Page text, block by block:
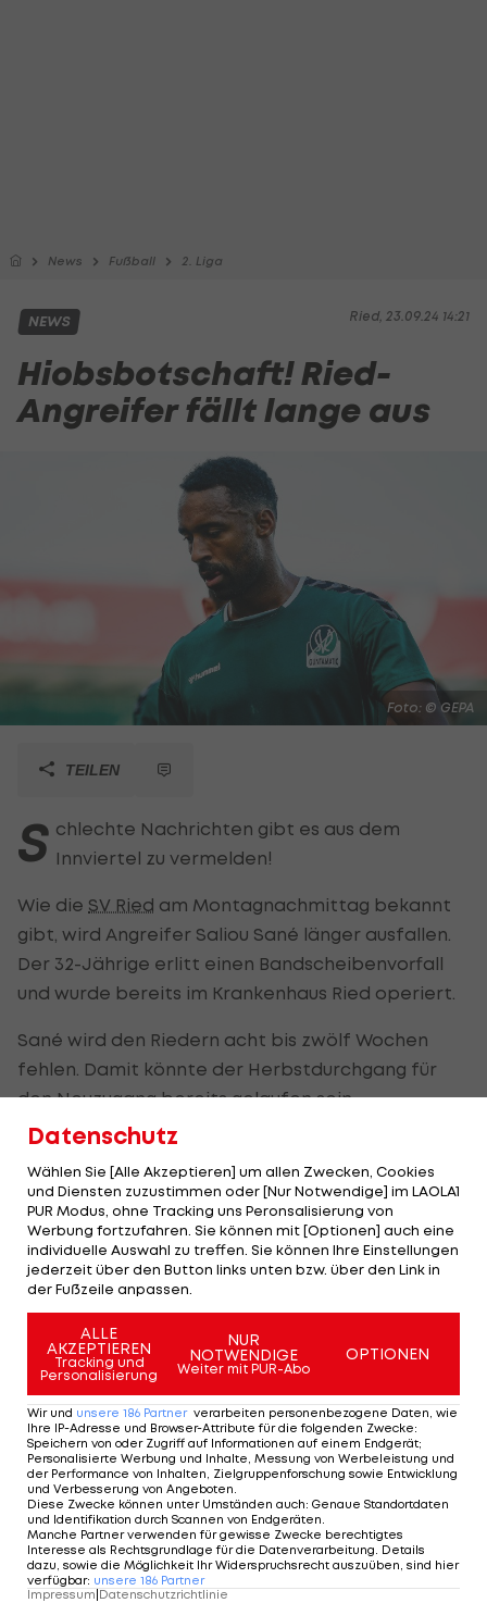
News Fußball 2. Liga
Ried, 23.09.24 14:21
NEWS
Hiobsbotschaft! Ried-
Angreifer fällt lange aus
Foto: © GEPA
TEILEN
S chlechte Nachrichten gibt es aus dem
Innviertel zu vermelden!
Wie die SV Ried am Montagnachmittag bekannt
gibt, wird Angreifer Saliou Sané länger ausfallen.
Der 32-Jährige erlitt einen Bandscheibenvorfall
und wurde bereits im Krankenhaus Ried operiert.
Sané wird den Riedern acht bis zwölf Wochen
fehlen. Damit könnte der Herbstdurchgang für
den Neuzugang bereits gelaufen sein.
In wettbewerbsübergreifend acht Spielen
erzielte Sané bislang sechs Treffer für den
Tabellenführer.
erneut einen
Kreuzbandriss
Mehr zum Thema
Datenschutz
Wählen Sie [Alle Akzeptieren] um allen Zwecken, Cookies
und Diensten zuzustimmen oder [Nur Notwendige] im LAOLA1
PUR Modus, ohne Tracking uns Peronsalisierung von
Werbung fortzufahren. Sie können mit [Optionen] auch eine
individuelle Auswahl zu treffen. Sie können Ihre Einstellungen
jederzeit über den Button links unten bzw. über den Link in
der Fußzeile anpassen.
ALLE
AKZEPTIEREN
Tracking und
Personalisierung
NUR
NOTWENDIGE
Weiter mit PUR-Abo
OPTIONEN
Wir und unsere 186 Partner verarbeiten personenbezogene Daten, wie
Ihre IP-Adresse und Browser-Attribute für die folgenden Zwecke:
Speichern von oder Zugriff auf Informationen auf einem Endgerät;
Personalisierte Werbung und Inhalte, Messung von Werbeleistung und
der Performance von Inhalten, Zielgruppenforschung sowie Entwicklung
und Verbesserung von Angeboten
Diese Zwecke können unter Umständen auch: Genaue Standortdaten
und Identifikation durch Scannen von Endgeräten
Manche Partner verwenden für gewisse Zwecke berechtigtes
Interesse als Rechtsgrundlage für die Datenverarbeitung. Details
dazu, sowie die Möglichkeit Ihr Widerspruchsrecht auszuüben, sind hier
verfügbar: unsere 186 Partner
Impressum|Datenschutzrichtlinie